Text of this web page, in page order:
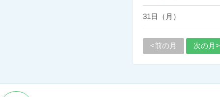
31日（月）
<前の月 次の月>